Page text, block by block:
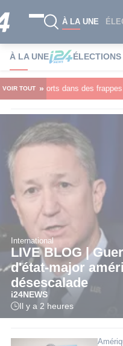
À LA UNE
À LA UNE
VOIR TOUT »
des frappes russes près de
International
LIVE BLOG |
d'état-major
désescalade
i24NEWS
Temps
de
Il y a 2 heures